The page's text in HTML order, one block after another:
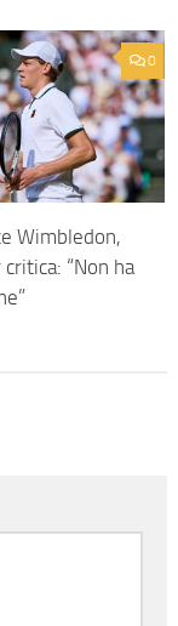
0
Wimbledon,
“Non ha